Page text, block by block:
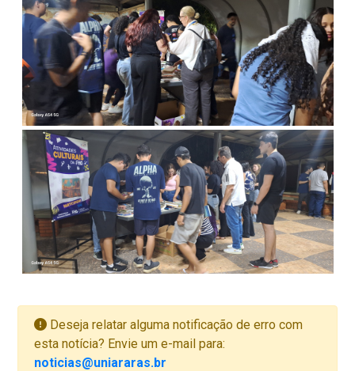
Deseja relatar alguma notificação de erro com
esta notícia? Envie um e-mail para:
noticias@uniararas.br